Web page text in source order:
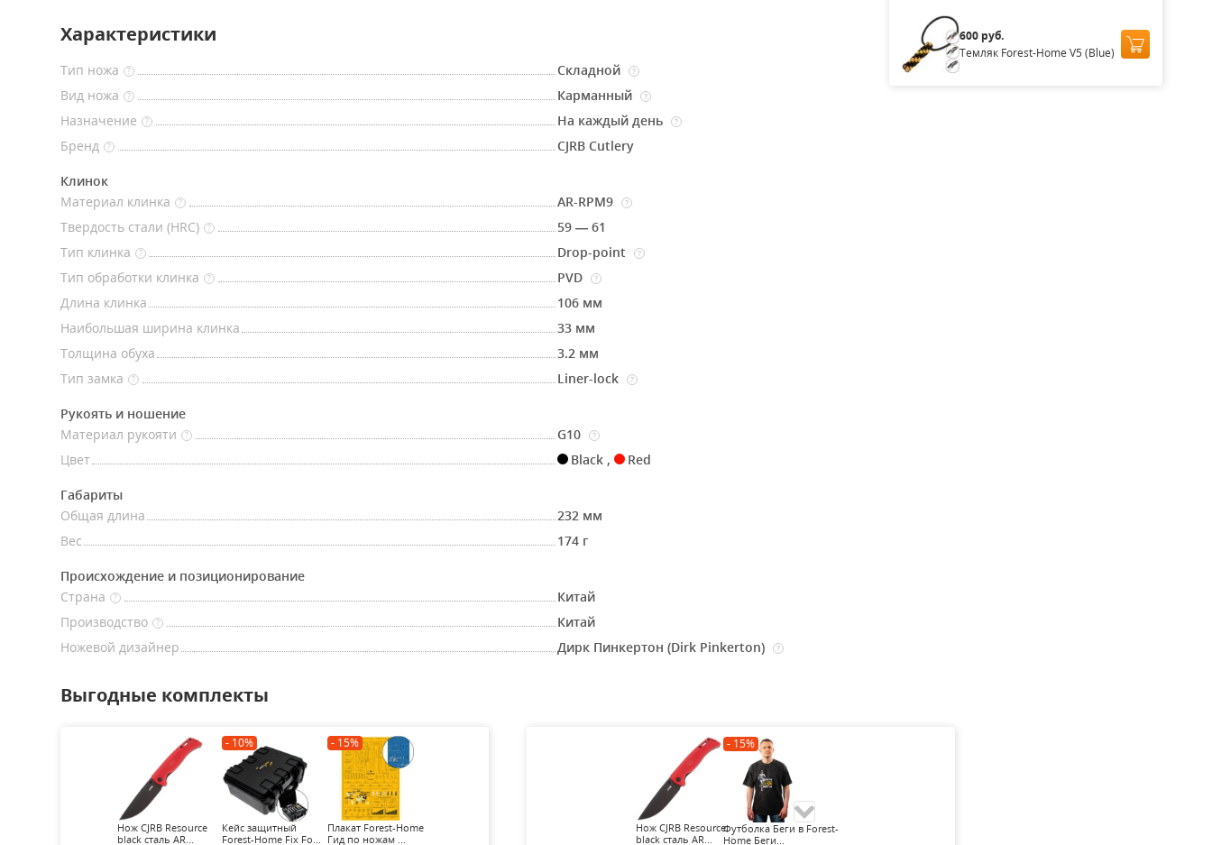
Характеристики
Тип ножа ? Складной ?
Вид ножа ? Карманный ?
Назначение ? На каждый день ?
Бренд ? CJRB Cutlery
Клинок
Материал клинка
? AR-RPM9 ?
Твердость стали (HRC) ?
59 — 61
Тип клинка
? Drop-point ?
Тип обработки клинка ? PVD ?
Длина клинка
106 мм
Наибольшая ширина клинка
33 мм
Толщина обуха
3.2 мм
Тип замка
? Liner-lock ?
Рукоять и ношение
Материал рукояти
? G10 ?
Цвет Black , Red
Габариты
Общая длина
232 мм
Вес
174 г
Происхождение и позиционирование
Страна
?
Китай
Производство
?
Китай
Ножевой дизайнер
Дирк Пинкертон (Dirk Pinkerton) ?
600 руб.
Темляк Forest-Home V5 (Blue)
Выгодные комплекты
Нож CJRB Resource
black сталь AR...
- 10%
Кейс защитный
Forest-Home Fix Fo...
- 15%
Плакат Forest-Home
Гид по ножам ...
Нож CJRB Resource
black сталь AR...
- 15%
Футболка Беги в Forest-
Home Беги...